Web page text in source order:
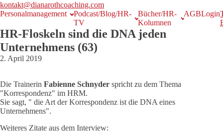
kontakt@dianarothcoaching.com
Personalmanagement
Podcast/Blog/HR-
TV
Bücher/HR-
Kolumnen
AGBLogin
HR-Floskeln sind die DNA jeden
Unternehmens (63)
2. April 2019
Die Trainerin Fabienne Schnyder spricht zu dem Thema
"Korrespondenz" im HRM.
Sie sagt, " die Art der Korrespondenz ist die DNA eines
Unternehmens".
Weiteres Zitate aus dem Interview: